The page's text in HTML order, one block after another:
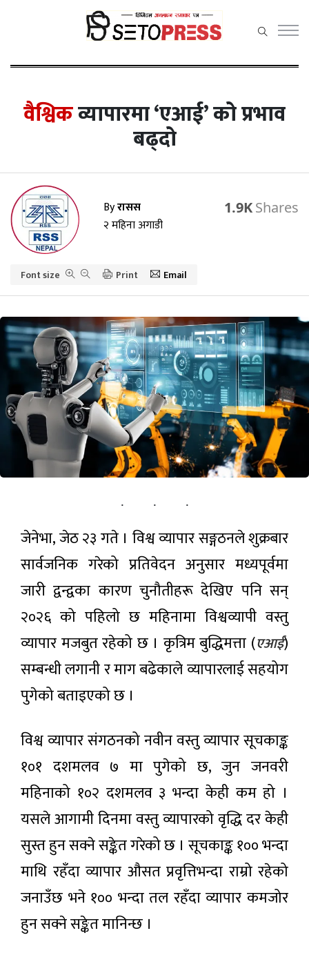
सेतोप्रेस मेनु
प्रदेश समाचार
अर्थ/वाणिज्य
कला / मनोरञ्जन
पर्यटन
सूचना-प्रविधि
अन्तराष्ट्रिय
अन्य
ताजा
राष्ट्र बैङ्कद्वारा
‘खुला बजार
कारोबारसम्बन्धी
कार्यविधि
२०८३’ लागू
२ घण्टा अगाडी
अन्तरिक्ष
दौडको
चन्द्रमा
बन्यो दुई
लाख
फोहोरको
डम्पिङ
भारतीय
अभिनेता
प्रदीप
निधन
राशिफल
ग्यास
अभावले
चिन्ता:
दुई
हप्ताभित्र
आपूर्ति
सहज
हुने
अगाडी
लोकप्रिय
समाचार
वैश्विकव्यापारमा ‘एआई’ को प्रभाव
बढ्दो
Byरासस
२ महिना अगाडी
1.9K
Font size Print Email
जेनेभा, जेठ २३ गते । विश्व व्यापार सङ्गठनले शुक्रबार
सार्वजनिक गरेको प्रतिवेदन अनुसार मध्यपूर्वमा
जारी द्वन्द्वका कारण चुनौतीहरू देखिए पनि सन्
२०२६ को पहिलो छ महिनामा विश्वव्यापी वस्तु
व्यापार मजबुत रहेको छ । कृत्रिम बुद्धिमत्ता (एआई)
सम्बन्धी लगानी र माग बढेकाले व्यापारलाई सहयोग
पुगेको बताइएको छ ।
विश्व व्यापार संगठनको नवीन वस्तु व्यापार सूचकाङ्क
१०१ दशमलव ७ मा पुगेको छ, जुन जनवरी
महिनाको १०२ दशमलव ३ भन्दा केही कम हो ।
यसले आगामी दिनमा वस्तु व्यापारको वृद्धि दर केही
सुस्त हुन सक्ने सङ्केत गरेको छ । सूचकाङ्क १०० भन्दा
माथि रहँदा व्यापार औसत प्रवृत्तिभन्दा राम्रो रहेको
जनाउँछ भने १०० भन्दा तल रहँदा व्यापार कमजोर
हुन सक्ने सङ्केत मानिन्छ ।